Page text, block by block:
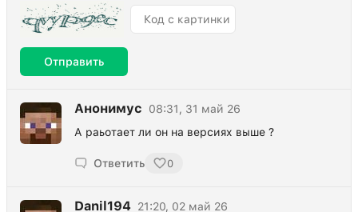
Отправить
Анонимус
08:31, 31 май 26
А раьотает ли он на версиях выше ?
Ответить 0
Danil194 21:20, 02 май 26